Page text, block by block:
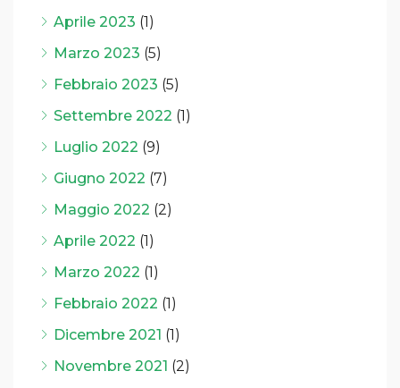
Aprile 2023 (1)
Marzo 2023 (5)
Febbraio 2023 (5)
Settembre 2022 (1)
Luglio 2022 (9)
Giugno 2022 (7)
Maggio 2022 (2)
Aprile 2022 (1)
Marzo 2022 (1)
Febbraio 2022 (1)
Dicembre 2021 (1)
Novembre 2021 (2)